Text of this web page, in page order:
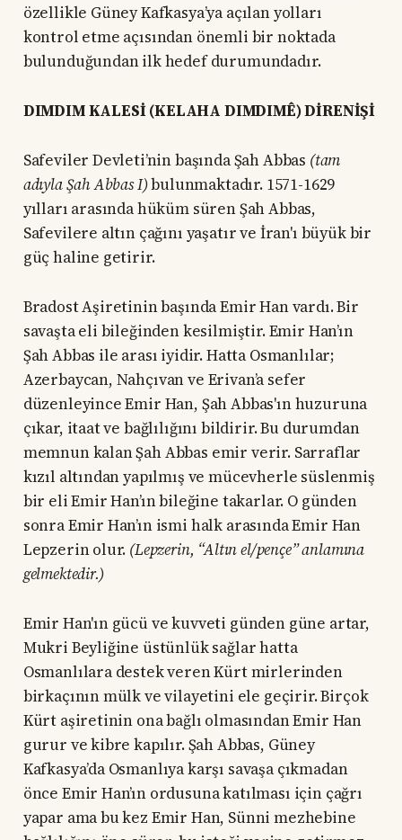
özellikle Güney Kafkasya’ya açılan yolları
kontrol etme açısından önemli bir noktada
bulunduğundan ilk hedef durumundadır.
DIMDIM KALESİ (KELAHA DIMDIMÊ) DİRENİŞİ
Safeviler Devleti’nin başında Şah Abbas (tam
adıyla Şah Abbas I)bulunmaktadır. 1571-1629
yılları arasında hüküm süren Şah Abbas,
Safevilere altın çağını yaşatır ve İran'ı büyük bir
güç haline getirir.
Bradost Aşiretinin başında Emir Han vardı. Bir
savaşta eli bileğinden kesilmiştir. Emir Han’ın
Şah Abbas ile arası iyidir. Hatta Osmanlılar;
Azerbaycan, Nahçıvan ve Erivan’a sefer
düzenleyince Emir Han, Şah Abbas'ın huzuruna
çıkar, itaat ve bağlılığını bildirir. Bu durumdan
memnun kalan Şah Abbas emir verir. Sarraflar
kızıl altından yapılmış ve mücevherle süslenmiş
bir eli Emir Han’ın bileğine takarlar. O günden
sonra Emir Han’ın ismi halk arasında Emir Han
Lepzerin olur. (Lepzerin, “Altın el/pençe” anlamına
gelmektedir.)
Emir Han'ın gücü ve kuvveti günden güne artar,
Mukri Beyliğine üstünlük sağlar hatta
Osmanlılara destek veren Kürt mirlerinden
birkaçının mülk ve vilayetini ele geçirir. Birçok
Kürt aşiretinin ona bağlı olmasından Emir Han
gurur ve kibre kapılır. Şah Abbas, Güney
Kafkasya’da Osmanlıya karşı savaşa çıkmadan
önce Emir Han’ın ordusuna katılması için çağrı
yapar ama bu kez Emir Han, Sünni mezhebine